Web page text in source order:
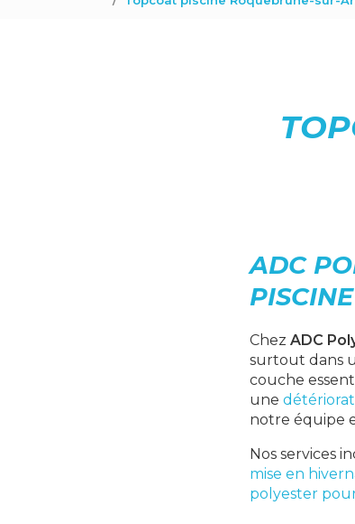
ADC
Chez ADC
surtout dans
couche
une
notre équipe
Nos services
mise en
polyester